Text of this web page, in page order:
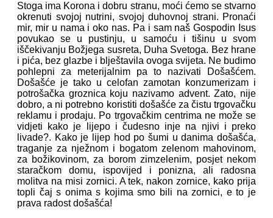
Stoga ima Korona i dobru stranu, moći ćemo se stvarno
okrenuti svojoj nutrini, svojoj duhovnoj strani. Pronaći
mir, mir u nama i oko nas. Pa i sam naš Gospodin Isus
povukao se u pustinju, u samoću i tišinu u svom
iščekivanju Božjega susreta, Duha Svetoga. Bez hrane
i pića, bez glazbe i blještavila ovoga svijeta. Ne budimo
pohlepni za meterijalnim pa to nazivati Došašćem.
Došašće je tako u celofan zamotan konzumerizam i
potrošačka groznica koju nazivamo advent. Zato, nije
dobro, a ni potrebno koristiti došašće za čistu trgovačku
reklamu i prodaju. Po trgovačkim centrima ne može se
vidjeti kako je lijepo i čudesno inje na njivi i preko
livade?. Kako je lijep hod po šumi u danima došašća,
traganje za nježnom i bogatom zelenom mahovinom,
za božikovinom, za borom zimzelenim, posjet nekom
staračkom domu, ispovijed i ponizna, ali radosna
molitva na misi zornici. A tek, nakon zornice, kako prija
topli čaj s onima s kojima smo bili na zornici, e to je
prava radost došašća!